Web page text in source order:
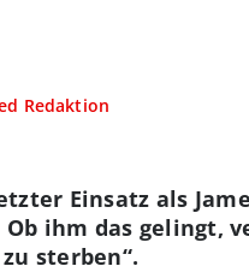
Redaktion
Einsatz als
Ob ihm das gelingt,
sterben“.